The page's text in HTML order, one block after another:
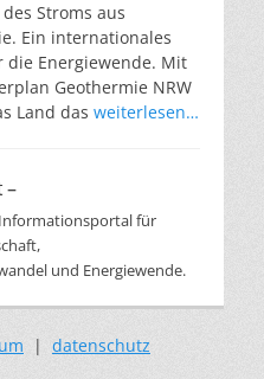
Stroms aus
Ein internationales
die Energiewende. Mit
Geothermie NRW
Land das weiterlesen…
–
Informationsportal für
und Energiewende.
| datenschutz